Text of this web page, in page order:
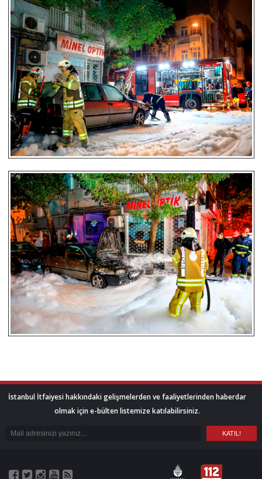
İstanbul İtfaiyesi hakkındaki gelişmelerden ve faaliyetlerinden haberdar
olmak için e-bülten listemize katılabilirsiniz.